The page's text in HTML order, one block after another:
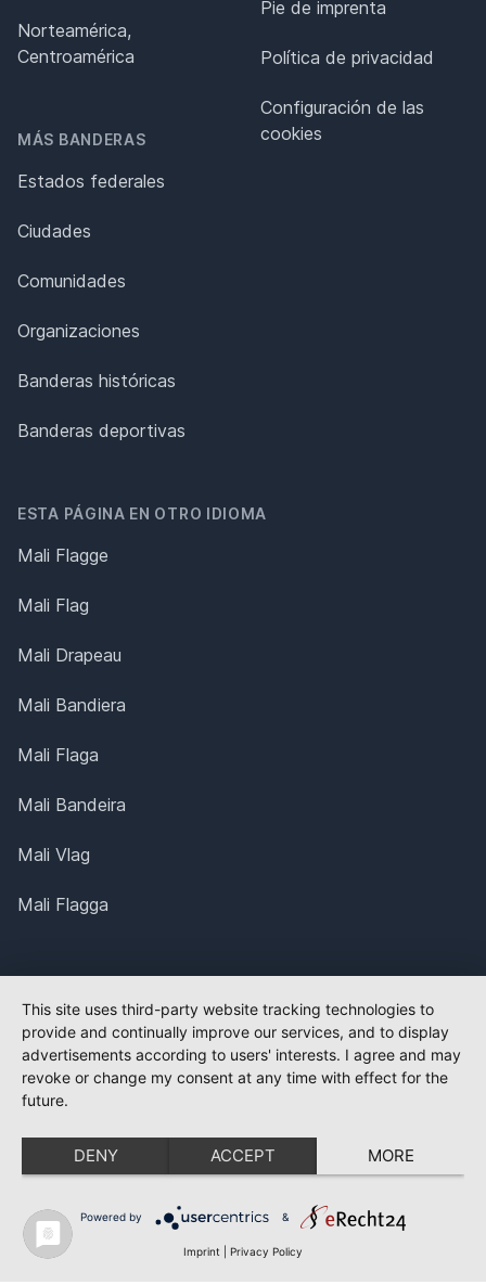
Norteamérica,
Centroamérica
MÁS BANDERAS
Estados federales
Ciudades
Comunidades
Organizaciones
Banderas históricas
Banderas deportivas
Pie de imprenta
Política de privacidad
Configuración de las
cookies
ESTA PÁGINA EN OTRO IDIOMA
Mali Flagge
Mali Flag
Mali Drapeau
Mali Bandiera
Mali Flaga
Mali Bandeira
Mali Vlag
Mali Flagga
This site uses third-party website tracking technologies to
provide and continually improve our services, and to display
advertisements according to users' interests. I agree and may
revoke or change my consent at any time with effect for the
future.
DENY ACCEPT MORE
Powered by &
Imprint Privacy Policy